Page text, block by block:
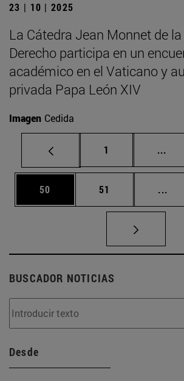
23 | 10 | 2025
La Cátedra Jean Monnet de
Derecho participa en un
académico en el Vaticano y
privada Papa León XIV
Imagen Cedida
Página
1 ...
Página
50 Página
51 ...
BUSCADOR NOTICIAS
Desde